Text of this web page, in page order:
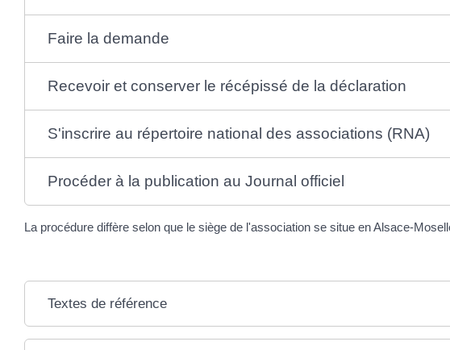
Faire la demande
Recevoir et conserver le récépissé de la déclaration
S'inscrire au répertoire national des associations (RNA)
Procéder à la publication au Journal officiel
La procédure diffère selon que le siège de l'association se situe en Alsace-
Textes de référence